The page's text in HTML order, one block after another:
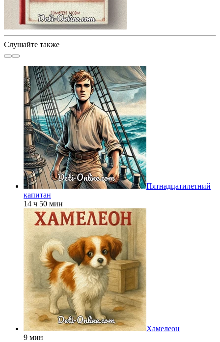
Слушайте также
Пятнадцатилетний
капитан
14 ч 50 мин
Хамелеон
9 мин